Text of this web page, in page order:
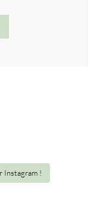
Instagram !